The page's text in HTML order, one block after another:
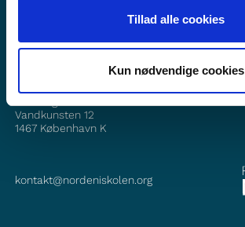
Tillad alle cookies
Kun nødvendige cookies
HAFÐU SAMBAND
Vandkunsten 12
1467 København K
kontakt@nordeniskolen.org